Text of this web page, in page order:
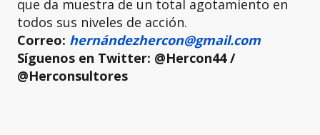
que da muestra de un total agotamiento en
todos sus niveles de acción.
Correo: hernándezhercon@gmail.com
Síguenos en Twitter: @Hercon44 /
@Herconsultores